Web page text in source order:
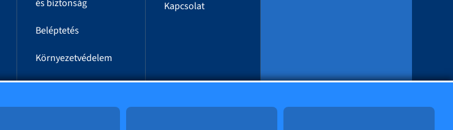
és biztonság
Beléptetés
Környezetvédelem
Energetika
Kapcsolat